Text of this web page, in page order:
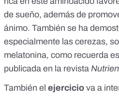
de sueño, además de
ánimo. También se ha
especialmente las cerezas,
melatonina, como recuerda
publicada en la revista
También el ejercicio va a